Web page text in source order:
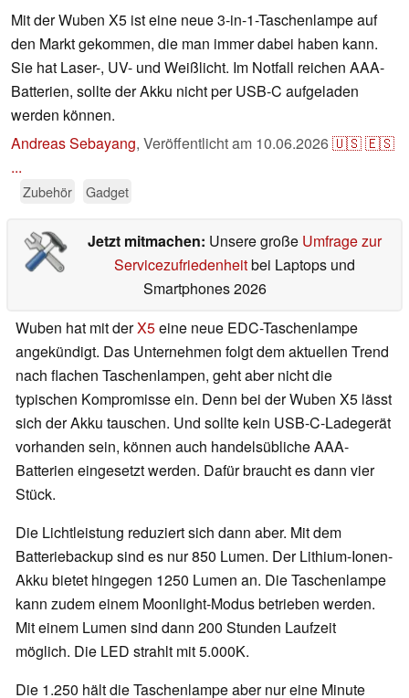
Mit der Wuben X5 ist eine neue 3-in-1-Taschenlampe auf
den Markt gekommen, die man immer dabei haben kann.
Sie hat Laser-, UV- und Weißlicht. Im Notfall reichen AAA-
Batterien, sollte der Akku nicht per USB-C aufgeladen
werden können.
Andreas Sebayang, Veröffentlicht am 10.06.2026🇺🇸🇪🇸
...
Zubehör Gadget
Jetzt mitmachen: Unsere große Umfrage zur
Servicezufriedenheitbei Laptops und
Smartphones 2026
Wuben hat mit derX5eine neue EDC-Taschenlampe
angekündigt. Das Unternehmen folgt dem aktuellen Trend
nach flachen Taschenlampen, geht aber nicht die
typischen Kompromisse ein. Denn bei der Wuben X5 lässt
sich der Akku tauschen. Und sollte kein USB-C-Ladegerät
vorhanden sein, können auch handelsübliche AAA-
Batterien eingesetzt werden. Dafür braucht es dann vier
Stück.
Die Lichtleistung reduziert sich dann aber. Mit dem
Batteriebackup sind es nur 850 Lumen. Der Lithium-Ionen-
Akku bietet hingegen 1250 Lumen an. Die Taschenlampe
kann zudem einem Moonlight-Modus betrieben werden.
Mit einem Lumen sind dann 200 Stunden Laufzeit
möglich. Die LED strahlt mit 5.000K.
Die 1.250 hält die Taschenlampe aber nur eine Minute